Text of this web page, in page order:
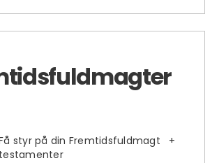
styr på din Fremtidsfuldmagt +
testamenter